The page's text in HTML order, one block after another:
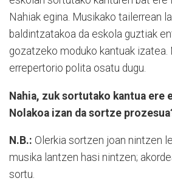
Nahiak egina. Musikako tailerrean
baldintzatakoa da eskola guztiak
gozatzeko moduko kantuak izatea.
errepertorio polita osatu dugu.
Nahia, zuk sortutako kantua ere
Nolakoa izan da sortze
N.B.: Olerkia sortzen joan nintzen
musika lantzen hasi nintzen;
sortu.